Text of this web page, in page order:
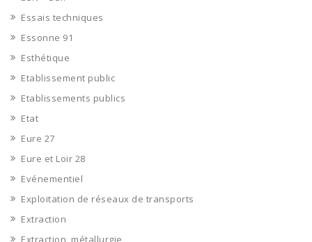
Essais techniques
Essonne 91
Esthétique
Etablissement public
Etablissements publics
Etat
Eure 27
Eure et Loir 28
Evénementiel
Exploitation de réseaux de transports
Extraction
Extraction, métallurgie